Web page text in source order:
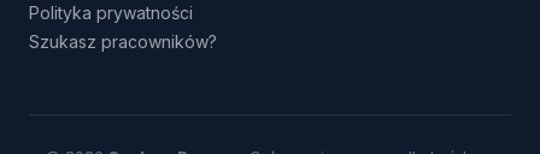
Polityka prywatności
Szukasz pracowników?